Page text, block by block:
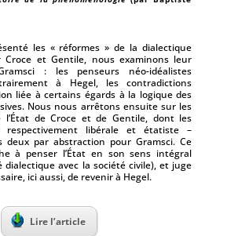
les « réformes » de la dialectique
Croce et Gentile, nous examinons leur
: les penseurs néo-idéalistes
à Hegel, les contradictions
liée à certains égards à la logique des
Nous nous arrêtons ensuite sur les
l’État de Croce et de Gentile, dont les
respectivement libérale et étatiste –
deux par abstraction pour Gramsci. Ce
à penser l’État en son sens intégral
dialectique avec la société civile), et juge
ici aussi, de revenir à Hegel.
Lire l’article